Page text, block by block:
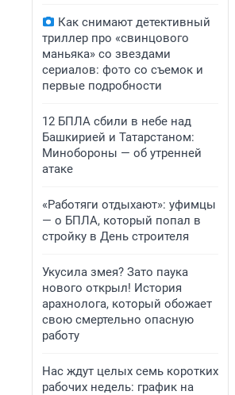
Как снимают детективный
триллер про «свинцового
маньяка» со звездами
сериалов: фото со съемок и
первые подробности
12 БПЛА сбили в небе над
Башкирией и Татарстаном:
Минобороны — об утренней
атаке
«Работяги отдыхают»: уфимцы
— о БПЛА, который попал в
стройку в День строителя
Укусила змея? Зато паука
нового открыл! История
арахнолога, который обожает
свою смертельно опасную
работу
Нас ждут целых семь коротких
рабочих недель: график на